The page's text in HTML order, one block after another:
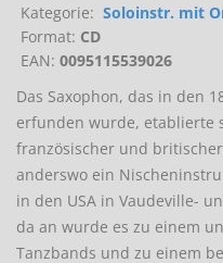
Kategorie: Soloinstr. mit
Format: CD
EAN: 0095115539026
Das Saxophon, das in den
erfunden wurde, etablierte
französischer und
anderswo ein
in den USA in Vaudeville-
da an wurde es zu einem
Tanzbands und zu einem